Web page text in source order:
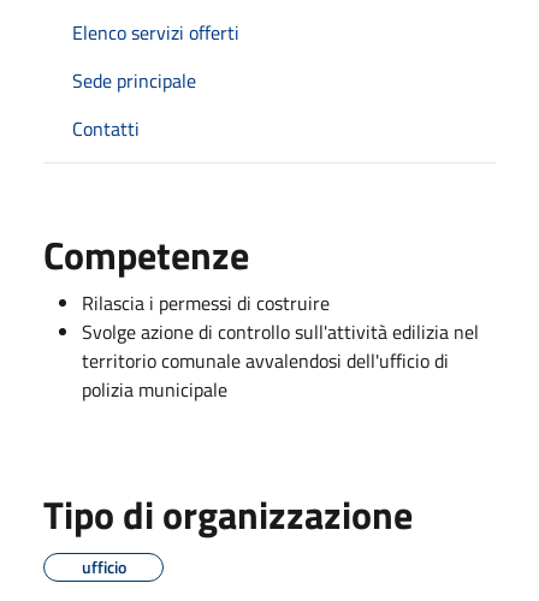
Elenco servizi offerti
Sede principale
Contatti
Competenze
Rilascia i permessi di costruire
Svolge azione di controllo sull'attività edilizia nel
territorio comunale avvalendosi dell'ufficio di
polizia municipale
Tipo di organizzazione
ufficio